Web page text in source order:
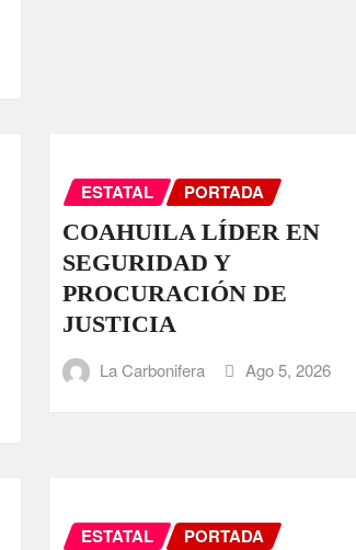
ESTATAL PORTADA
COAHUILA LÍDER EN
SEGURIDAD Y
PROCURACIÓN DE
JUSTICIA
La Carbonifera Ago 5, 2026
ESTATAL PORTADA